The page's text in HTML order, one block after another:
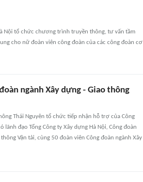
Nội tổ chức chương trình truyền thông, tư vấn tầm
cho nữ đoàn viên công đoàn của các công đoàn cơ
ngành Xây dựng - Giao thông
Thái Nguyên tổ chức tiếp nhận hỗ trợ của Công
lãnh đạo Tổng Công ty Xây dựng Hà Nội, Công đoàn
Vận tải, cùng 50 đoàn viên Công đoàn ngành Xây